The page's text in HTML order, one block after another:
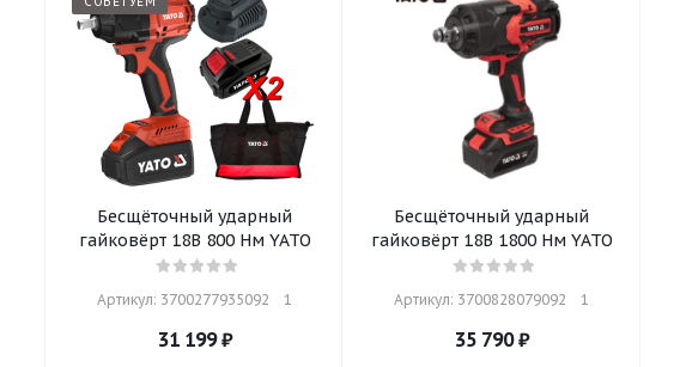
Бесщёточный ударный
гайковёрт 18В 800 Нм YATO
Артикул: 3700277935092    1
31 199₽
Бесщёточный ударный
гайковёрт 18В 1800 Нм YATO
Артикул: 3700828079092    1
35 790₽